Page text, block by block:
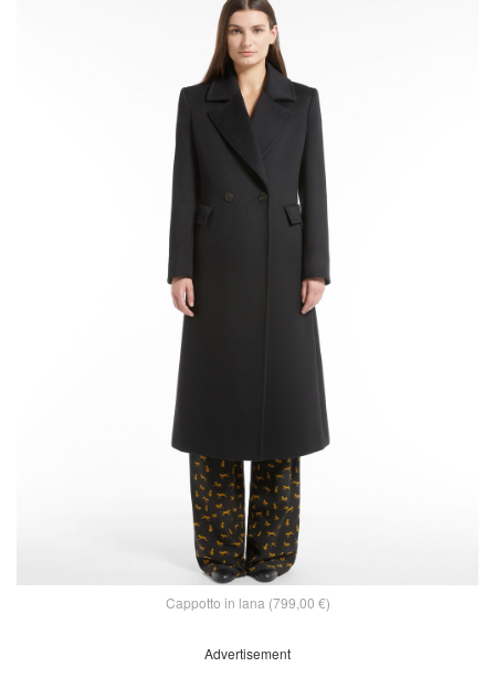
Cappotto in lana (799,00 €)
Advertisement